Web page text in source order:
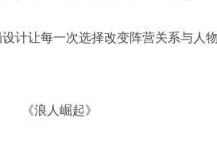
让每一次选择改变阵营关系与人
《浪人崛起》